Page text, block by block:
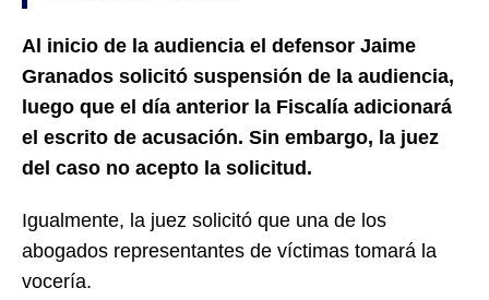
Al inicio de la audiencia el defensor Jaime
Granados solicitó suspensión de la audiencia,
luego que el día anterior la Fiscalía adicionará
el escrito de acusación. Sin embargo, la juez
del caso no acepto la solicitud.
Igualmente, la juez solicitó que una de los
abogados representantes de víctimas tomará la
vocería.